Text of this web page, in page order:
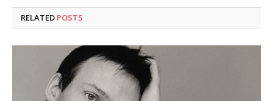
RELATED POSTS